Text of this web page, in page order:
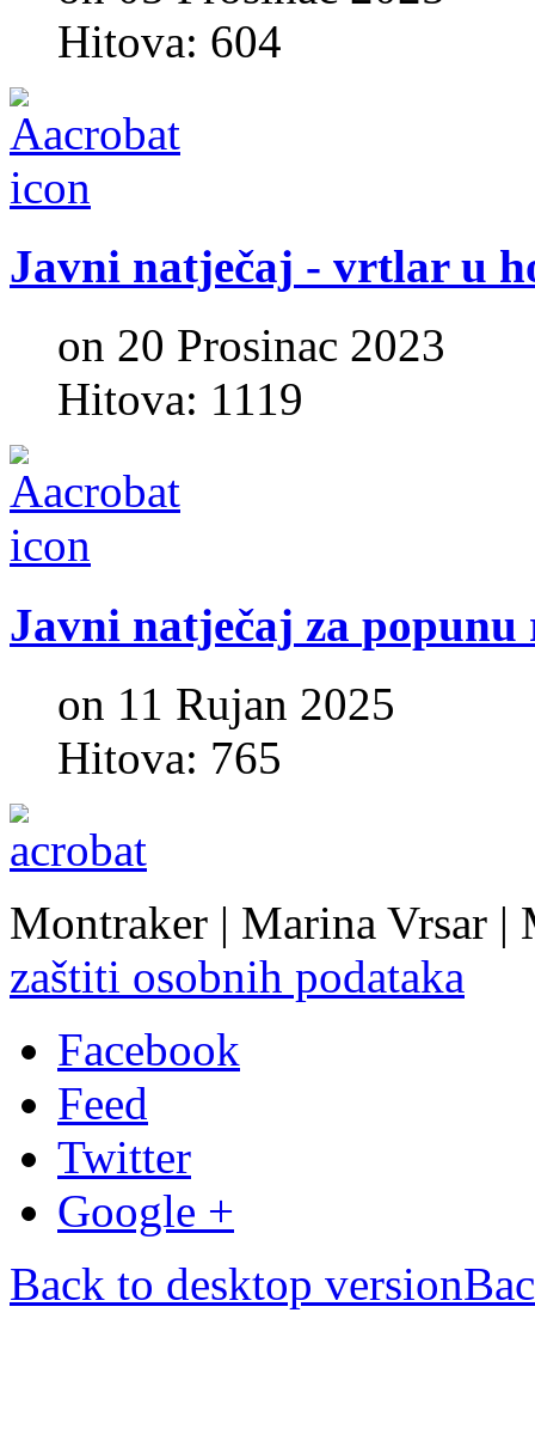
Hitova: 604
Javni natječaj - vrtlar u
on 20 Prosinac 2023
Hitova: 1119
Javni natječaj za popunu
on 11 Rujan 2025
Hitova: 765
Montraker | Marina Vrsar |
zaštiti osobnih podataka
Facebook
Feed
Twitter
Google +
Back to desktop version